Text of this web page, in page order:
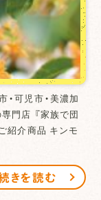
・可児市・美濃加
門店 『家族で団
介商品 キンモ
きを読む